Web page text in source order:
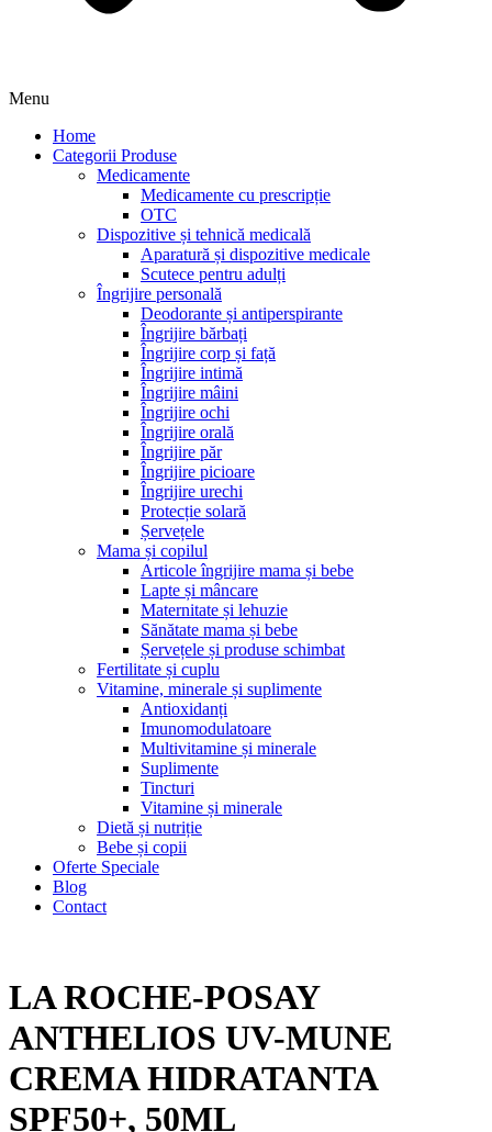
Menu
Home
Categorii Produse
Medicamente
Medicamente cu prescripție
OTC
Dispozitive și tehnică medicală
Aparatură și dispozitive medicale
Scutece pentru adulți
Îngrijire personală
Deodorante și antiperspirante
Îngrijire bărbați
Îngrijire corp și față
Îngrijire intimă
Îngrijire mâini
Îngrijire ochi
Îngrijire orală
Îngrijire păr
Îngrijire picioare
Îngrijire urechi
Protecție solară
Șervețele
Mama și copilul
Articole îngrijire mama și bebe
Lapte și mâncare
Maternitate și lehuzie
Sănătate mama și bebe
Șervețele și produse schimbat
Fertilitate și cuplu
Vitamine, minerale și suplimente
Antioxidanți
Imunomodulatoare
Multivitamine și minerale
Suplimente
Tincturi
Vitamine și minerale
Dietă și nutriție
Bebe și copii
Oferte Speciale
Blog
Contact
LA ROCHE-POSAY
ANTHELIOS UV-MUNE
CREMA HIDRATANTA
SPF50+, 50ML